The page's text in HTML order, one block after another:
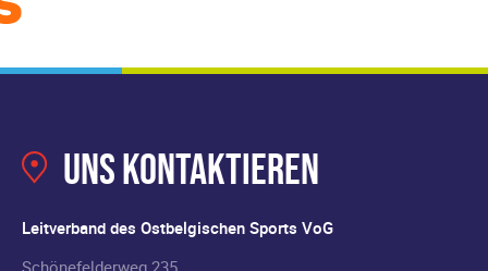
Uns kontaktieren
Leitverband des Ostbelgischen Sports VoG
Schönefelderweg 235